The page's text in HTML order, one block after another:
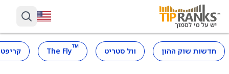
חדשות שוק ההון וול סטריט ™
The Fly